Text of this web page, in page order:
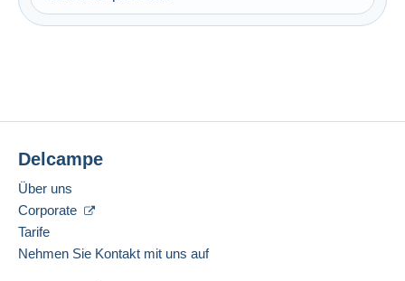
Delcampe
Über uns
Corporate
Tarife
Nehmen Sie Kontakt mit uns auf